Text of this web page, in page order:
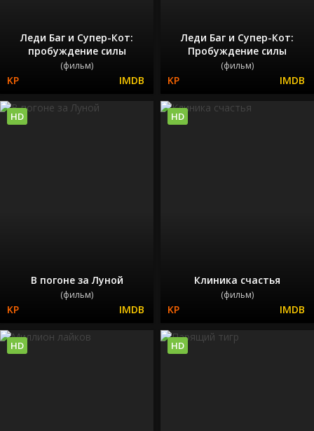
Леди Баг и Супер-Кот:
пробуждение силы
(фильм)
Леди Баг и Супер-Кот:
Пробуждение силы
(фильм)
В погоне за Луной
(фильм)
HD
Клиника счастья
(фильм)
HD
HD HD